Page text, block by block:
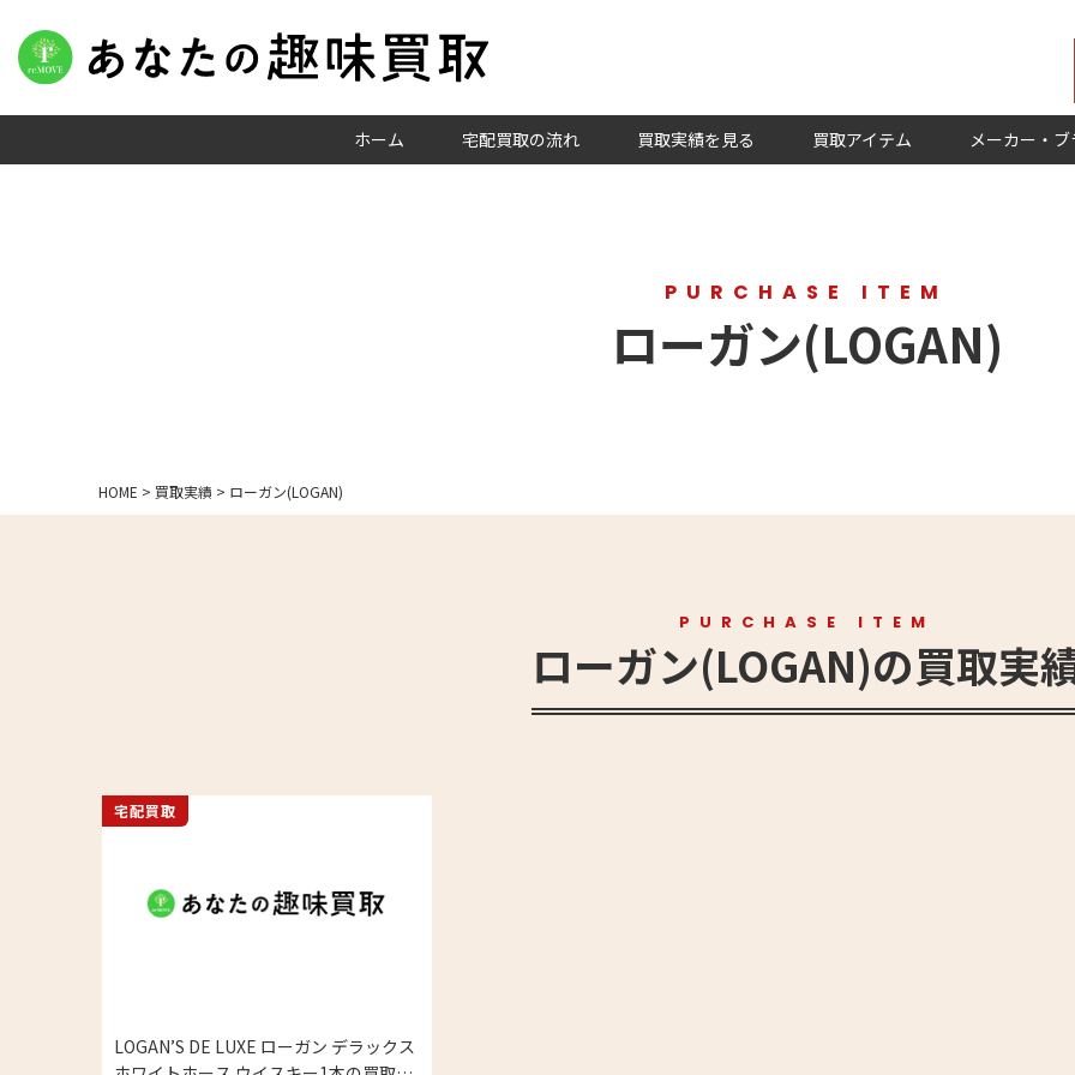
ホーム 宅配買取の流れ 買取実績を見る 買取アイテム メーカー・
PURCHASE ITEM
ローガン(LOGAN)
HOME > 買取実績 > ローガン(LOGAN)
PURCHASE ITEM
ローガン(LOGAN)の買取実
LOGAN’S DE LUXE ローガン デラックス
宅配買取